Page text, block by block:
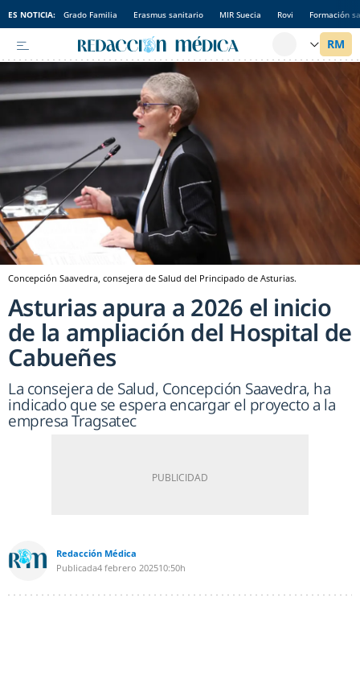
ES NOTICIA: Grado Familia Erasmus sanitario MIR Suecia Rovi Formación
Concepción Saavedra, consejera de Salud del Principado de Asturias.
Asturias apura a 2026 el inicio
de la ampliación del Hospital de
Cabueñes
La consejera de Salud, Concepción Saavedra, ha
indicado que se espera encargar el proyecto a la
empresa Tragsatec
Redacción Médica
Publicada4 febrero 202510:50h